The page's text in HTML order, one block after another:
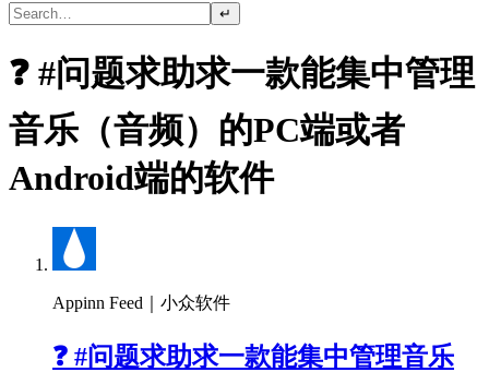
↵
❓ #问题求助求一款能集中管理
音乐（音频）的PC端或者
Android端的软件
Appinn Feed｜小众软件
❓ #问题求助求一款能集中管理音乐